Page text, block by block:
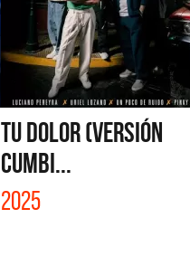
TU DOLOR (VERSIÓN
CUMBI...
2025